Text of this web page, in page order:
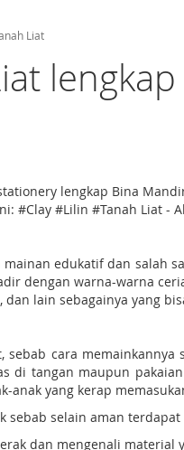
Liat
lengkap Bina
#Clay #Lilin #Tanah Liat -
edukatif dan salah
dengan warna-warna
lain sebagainya yang
cara
di tangan maupun
anak yang kerap
selain aman
dan mengenali material